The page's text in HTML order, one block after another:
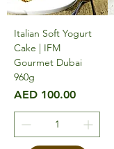
Italian Soft Yogurt
Cake | IFM
Gourmet Dubai
960g
मूल्य
AED 100.00